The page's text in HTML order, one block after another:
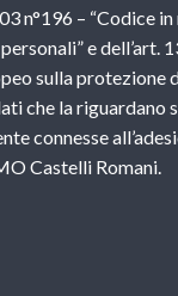
n°196 – “Codice
e dell’art.
sulla protezione
che la riguardano
connesse
Castelli Romani.